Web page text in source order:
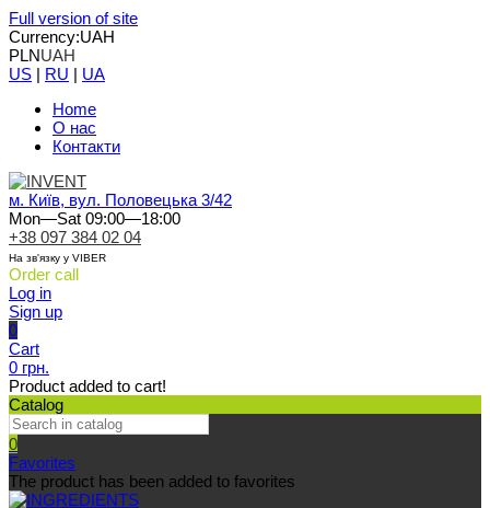
Full version of site
Currency:UAH
PLNUAH
US | RU | UA
Home
О нас
Контакти
м. Київ, вул. Половецька 3/42
Mon—Sat 09:00—18:00
+38 097 384 02 04
На зв'язку у VIBER
Order call
Log in
Sign up
0
Cart
0 грн.
Product added to cart!
Catalog
0
Favorites
The product has been added to favorites